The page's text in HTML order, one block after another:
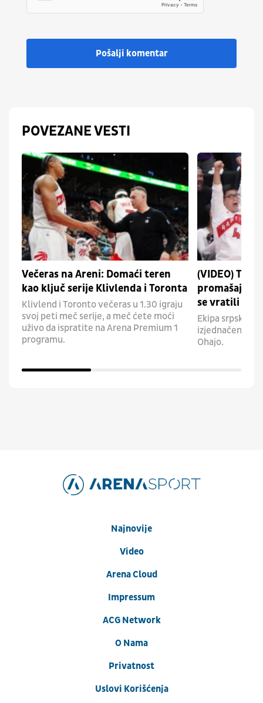
Pošalji komentar
POVEZANE VESTI
Večeras na Areni: Domaći teren
kao ključ serije Klivlenda i Toronta
Klivlend i Toronto večeras u 1.30 igraju
svoj peti meč serije, a meč ćete moći
uživo da ispratite na Arena Premium 1
programu.
(VIDEO)
promašaja:
se vratili
Ekipa srpskog
izjednačenja u
Ohajo.
Najnovije
Video
Arena Cloud
Impressum
ACG Network
O Nama
Privatnost
Uslovi Korišćenja